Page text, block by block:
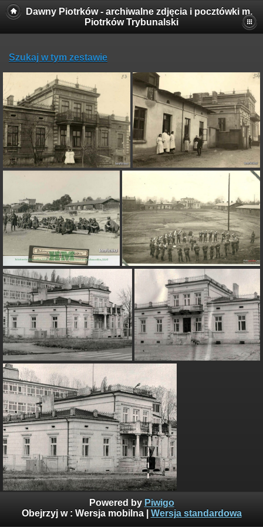
Dawny Piotrków - archiwalne zdjęcia i pocztówki m.
Piotrków Trybunalski
Szukaj w tym zestawie
Przed II wojną światową w pałacyku mieściła się Kantyna
oficerska 25PP. Dalej był plac na którym ćwiczyli żołnierze.
Powered by Piwigo
Obejrzyj w : Wersja mobilna| Wersja standardowa